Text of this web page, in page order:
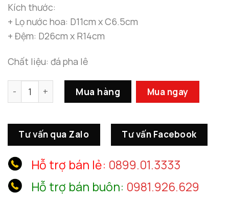
Kích thước:
+ Lọ nước hoa: D11cm x C6.5cm
+ Đệm: D26cm x R14cm
Chất liệu: đá pha lê
Bộ Nước Hoa Thiên Nga Gắn Đá số lượng
Mua hàng Mua ngay
Tư vấn qua Zalo Tư vấn Facebook
Hỗ trợ bán lẻ: 0899.01.3333
Hỗ trợ bán buôn: 0981.926.629